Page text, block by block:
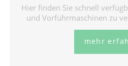
Hier finden Sie schnell
und Vorführmaschinen zu
mehr